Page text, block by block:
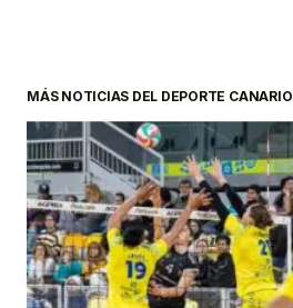
MÁS NOTICIAS DEL DEPORTE CANARIO